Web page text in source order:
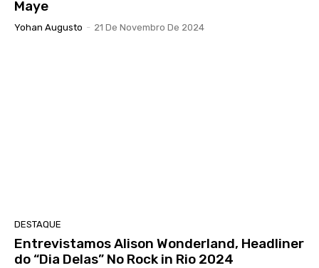
Maye
Yohan Augusto - 21 De Novembro De 2024
DESTAQUE
Entrevistamos Alison Wonderland, Headliner
do “Dia Delas” No Rock in Rio 2024